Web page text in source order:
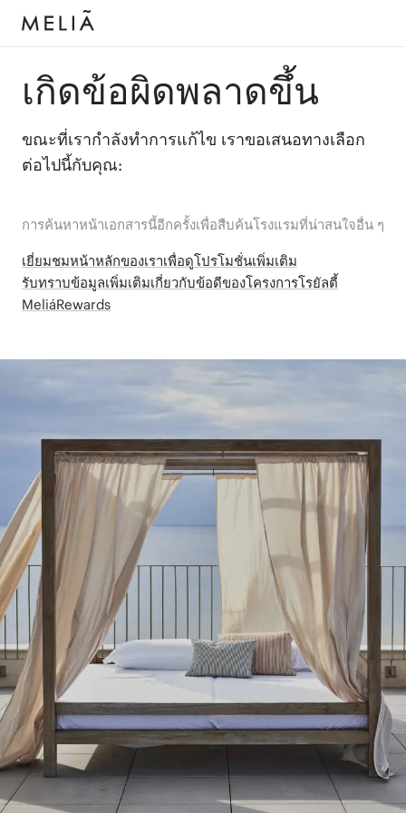
เกิดข้อผิดพลาดขึ้น
ขณะที่เรากำลังทำการแก้ไข เราขอเสนอทางเลือก
ต่อไปนี้กับคุณ:
การค้นหาหน้าเอกสารนี้อีกครั้งเพื่อสืบค้นโรงแรมที่น่าสนใจอื่น ๆ
เยี่ยมชมหน้าหลักของเราเพื่อดูโปรโมชั่นเพิ่มเติม
รับทราบข้อมูลเพิ่มเติมเกี่ยวกับข้อดีของโครงการโรยัลตี้
MeliáRewards